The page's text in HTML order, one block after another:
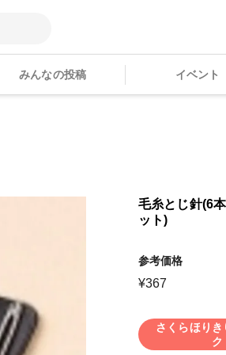
みんなの投稿 イベント
毛糸とじ針(6
ット)
参考価格
¥367
さくらほりき
ク